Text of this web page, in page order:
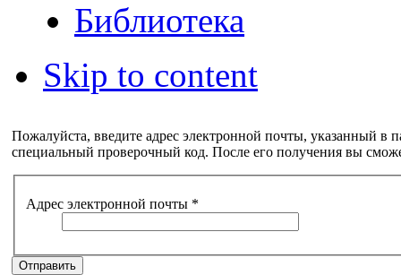
Библиотека
Skip to content
Пожалуйста, введите адрес электронной почты, указанный в
специальный проверочный код. После его получения вы
Адрес электронной почты *
Отправить